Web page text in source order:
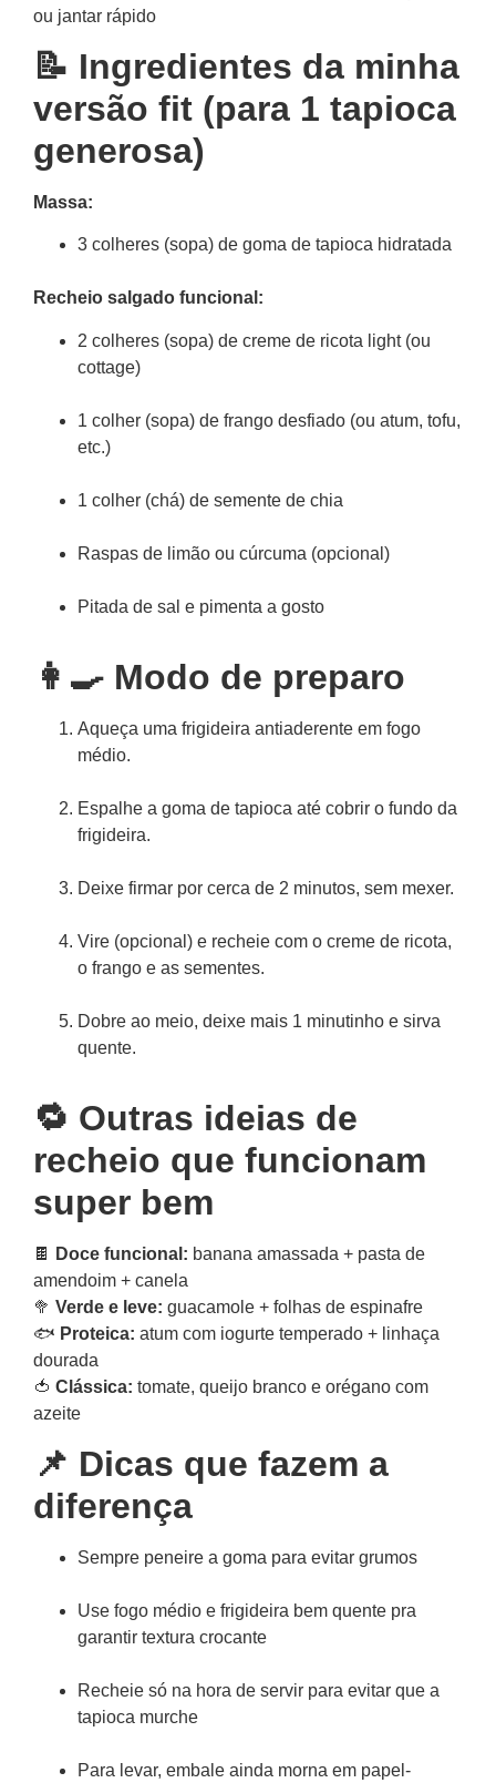
ou jantar rápido
📝 Ingredientes da minha
versão fit (para 1 tapioca
generosa)
Massa:
3 colheres (sopa) de goma de tapioca hidratada
Recheio salgado funcional:
2 colheres (sopa) de creme de ricota light (ou
cottage)
1 colher (sopa) de frango desfiado (ou atum, tofu,
etc.)
1 colher (chá) de semente de chia
Raspas de limão ou cúrcuma (opcional)
Pitada de sal e pimenta a gosto
👩‍🍳 Modo de preparo
Aqueça uma frigideira antiaderente em fogo
médio.
Espalhe a goma de tapioca até cobrir o fundo da
frigideira.
Deixe firmar por cerca de 2 minutos, sem mexer.
Vire (opcional) e recheie com o creme de ricota,
o frango e as sementes.
Dobre ao meio, deixe mais 1 minutinho e sirva
quente.
🔁 Outras ideias de
recheio que funcionam
super bem
🍫 Doce funcional: banana amassada + pasta de
amendoim + canela
🥦 Verde e leve: guacamole + folhas de espinafre
🐟 Proteica: atum com iogurte temperado + linhaça
dourada
🍅 Clássica: tomate, queijo branco e orégano com
azeite
📌 Dicas que fazem a
diferença
Sempre peneire a goma para evitar grumos
Use fogo médio e frigideira bem quente pra
garantir textura crocante
Recheie só na hora de servir para evitar que a
tapioca murche
Para levar, embale ainda morna em papel-